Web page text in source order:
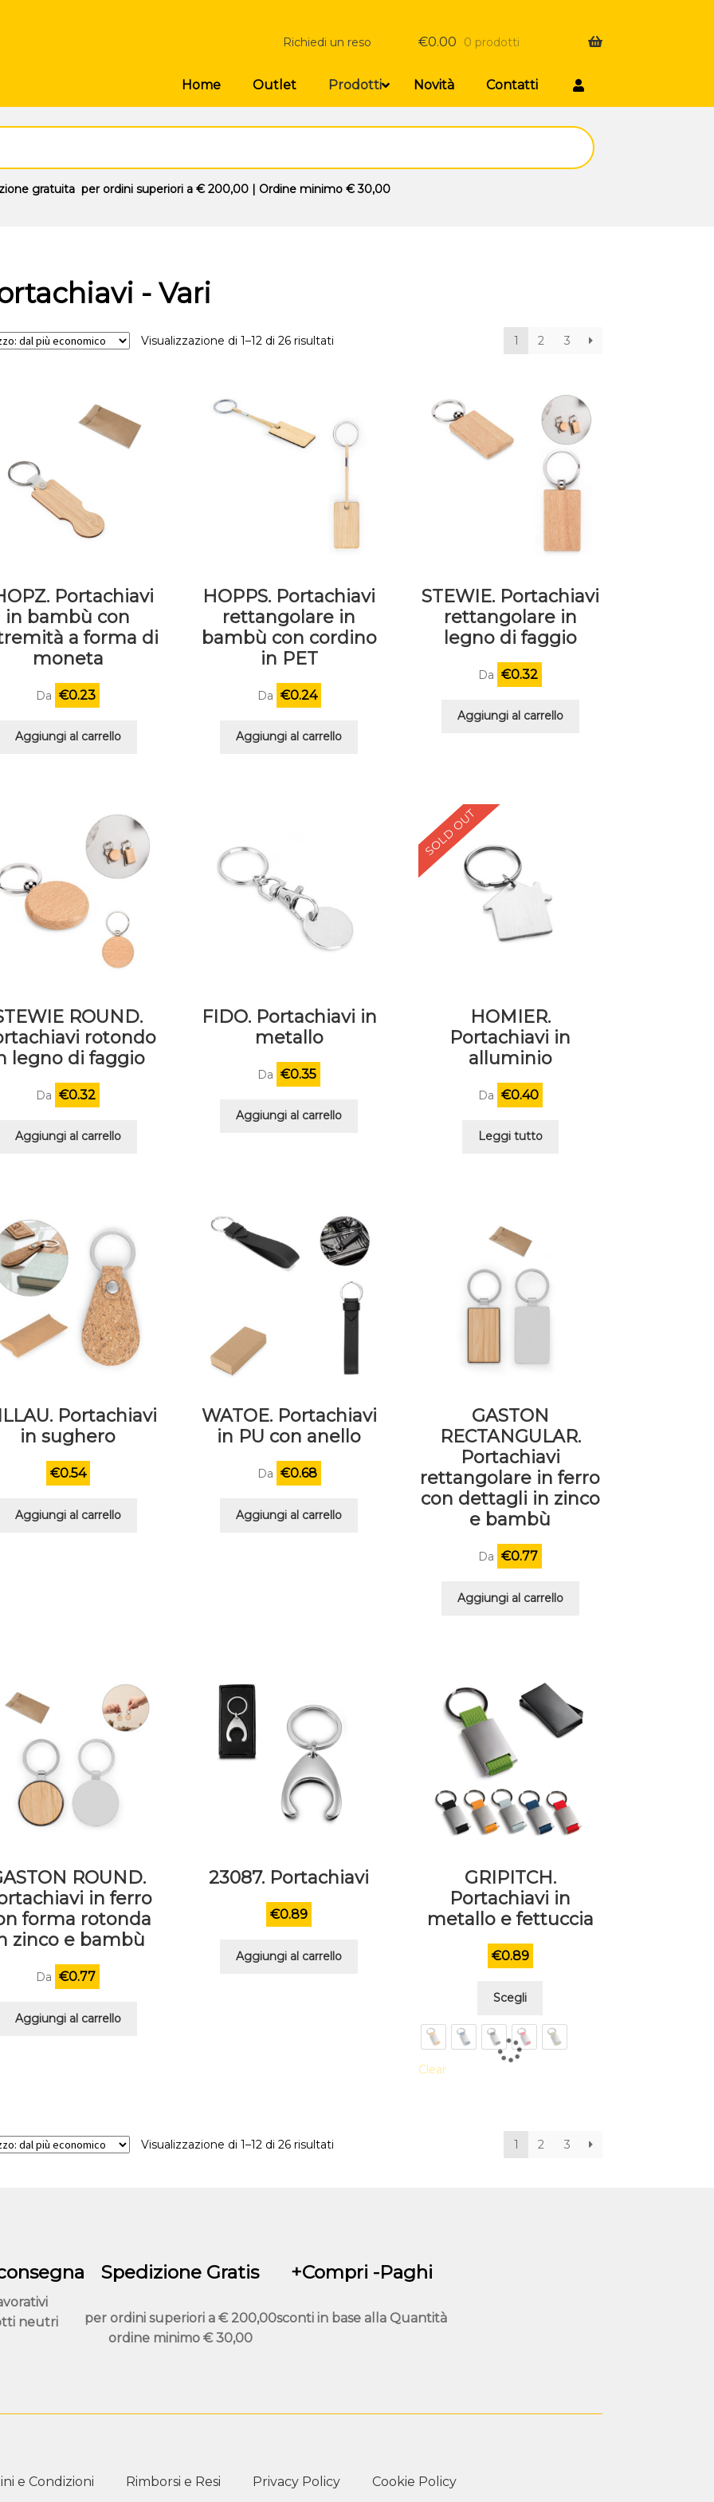
Richiedi un reso €0.00 0 prodotti
Home Outlet Prodotti Novità Contatti
gratuitaper ordini superiori a € 200,00| Ordine minimo € 30,00
- Vari
Visualizzazione di 1–12 di 26 risultati 1 2 3
Portachiavi
in bambù con
a forma di
moneta
Da €0.23
Aggiungi al carrello
HOPPS. Portachiavi
rettangolare in
bambù con cordino
in PET
Da €0.24
Aggiungi al carrello
STEWIE. Portachiavi
rettangolare in
legno di faggio
Da €0.32
Aggiungi al carrello
ROUND.
rotondo
legno di faggio
Da €0.32
Aggiungi al carrello
FIDO. Portachiavi in
metallo
Da €0.35
Aggiungi al carrello
SOLD OUT
HOMIER.
Portachiavi in
alluminio
Da €0.40
Leggi tutto
Portachiavi
in sughero
€0.54
Aggiungi al carrello
WATOE. Portachiavi
in PU con anello
Da €0.68
Aggiungi al carrello
GASTON
RECTANGULAR.
Portachiavi
rettangolare in ferro
con dettagli in zinco
e bambù
Da €0.77
Aggiungi al carrello
ROUND.
in ferro
forma rotonda
zinco e bambù
Da €0.77
Aggiungi al carrello
23087. Portachiavi
€0.89
Aggiungi al carrello
GRIPITCH.
Portachiavi in
metallo e fettuccia
€0.89
Scegli
ha
più
essere
Clear
Visualizzazione di 1–12 di 26 risultati 1 2 3
neutri
Spedizione Gratis
per ordini superiori a € 200,00
ordine minimo€ 30,00
+Compri -Paghi
sconti in base alla Quantità
e Condizioni Rimborsi e Resi Privacy Policy Cookie Policy